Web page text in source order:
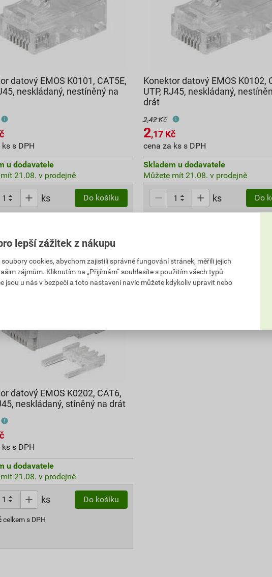
datový EMOS K0101, CAT5E,
neskládaný, nestíněný na
s DPH
u dodavatele
21.08. v prodejně
ks Do košíku
Konektor datový EMOS K0102,
UTP, RJ45, neskládaný,
drát
2,42 Kč
2,17 Kč
cena za ks s DPH
Skladem u dodavatele
Můžete mít 21.08. v prodejně
ks Do
datový EMOS K0202, CAT6,
neskládaný, stíněný na drát
s DPH
u dodavatele
21.08. v prodejně
ks Do košíku
celkem s DPH
lepší zážitek z nákupu
cookies, abychom zajistili správné fungování stránek, měřili jejich
zájmům. Kliknutím na „Přijímám“ souhlasíte s použitím všech typů
jsou u nás v bezpečí a toto nastavení navíc můžete kdykoliv upravit nebo